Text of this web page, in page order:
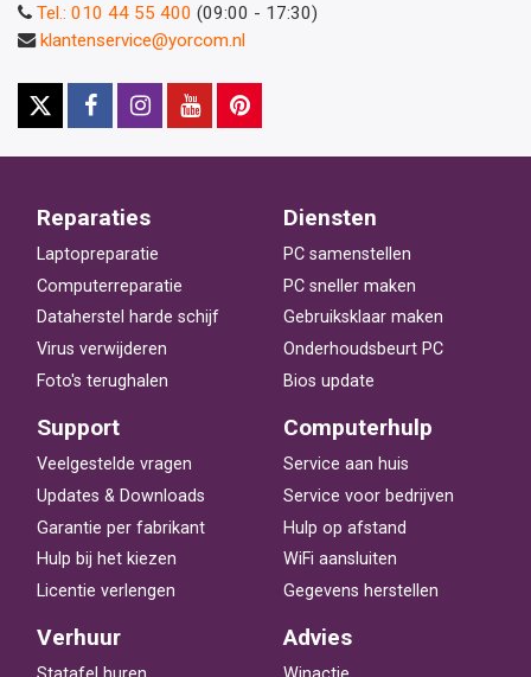
Tel.: 010 44 55 400 (09:00 - 17:30)
klantenservice@yorcom.nl
Reparaties
Laptopreparatie
Computerreparatie
Dataherstel harde schijf
Virus verwijderen
Foto's terughalen
Diensten
PC samenstellen
PC sneller maken
Gebruiksklaar maken
Onderhoudsbeurt PC
Bios update
Support
Veelgestelde vragen
Updates & Downloads
Garantie per fabrikant
Hulp bij het kiezen
Licentie verlengen
Computerhulp
Service aan huis
Service voor bedrijven
Hulp op afstand
WiFi aansluiten
Gegevens herstellen
Verhuur Advies